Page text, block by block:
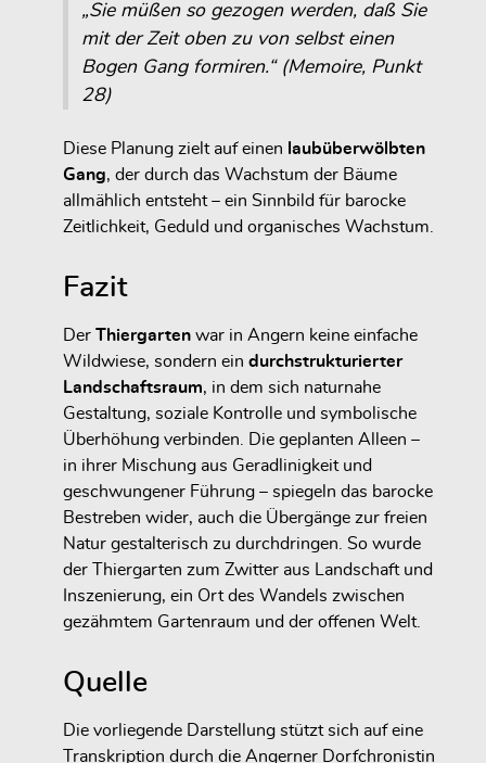
„Sie müßen so gezogen werden, daß Sie
mit der Zeit oben zu von selbst einen
Bogen Gang formiren.“ (Memoire, Punkt
28)
Diese Planung zielt auf einen laubüberwölbten
Gang, der durch das Wachstum der Bäume
allmählich entsteht – ein Sinnbild für barocke
Zeitlichkeit, Geduld und organisches Wachstum.
Fazit
Der Thiergarten war in Angern keine einfache
Wildwiese, sondern ein durchstrukturierter
Landschaftsraum, in dem sich naturnahe
Gestaltung, soziale Kontrolle und symbolische
Überhöhung verbinden. Die geplanten Alleen –
in ihrer Mischung aus Geradlinigkeit und
geschwungener Führung – spiegeln das barocke
Bestreben wider, auch die Übergänge zur freien
Natur gestalterisch zu durchdringen. So wurde
der Thiergarten zum Zwitter aus Landschaft und
Inszenierung, ein Ort des Wandels zwischen
gezähmtem Gartenraum und der offenen Welt.
Quelle
Die vorliegende Darstellung stützt sich auf eine
Transkription durch die Angerner Dorfchronistin